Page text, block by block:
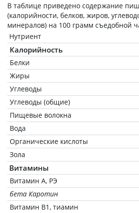
В таблице приведено содержание
(калорийности, белков, жиров,
минералов) на 100 грамм съедобной
Нутриент
Калорийность
Белки
Жиры
Углеводы
Углеводы (общие)
Пищевые волокна
Вода
Органические кислоты
Зола
Витамины
Витамин А, РЭ
бета Каротин
Витамин В1, тиамин